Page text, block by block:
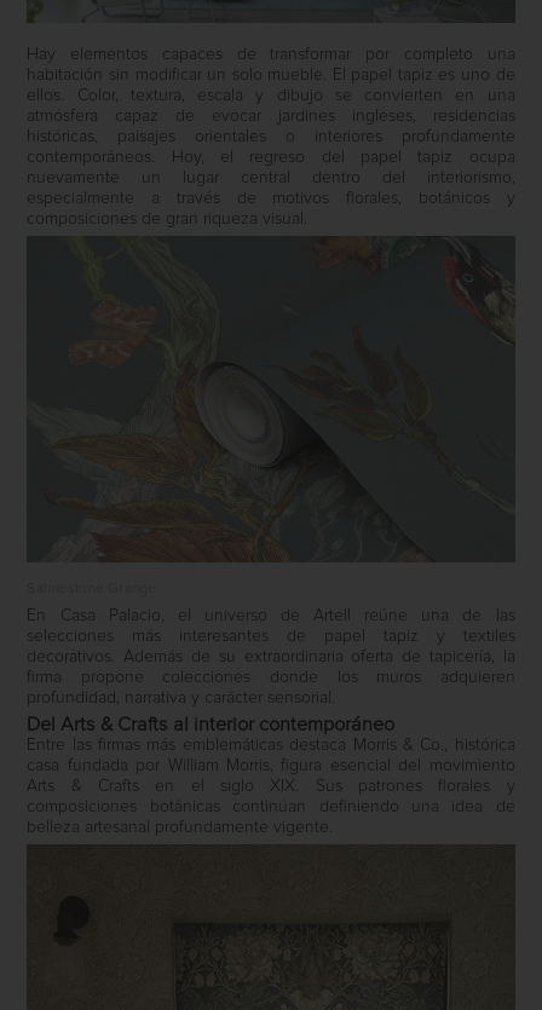
Hay elementos capaces de transformar por completo una
habitación sin modificar un solo mueble. El papel tapiz es uno de
ellos. Color, textura, escala y dibujo se convierten en una
atmósfera capaz de evocar jardines ingleses, residencias
históricas, paisajes orientales o interiores profundamente
contemporáneos. Hoy, el regreso del papel tapiz ocupa
nuevamente un lugar central dentro del interiorismo,
especialmente a través de motivos florales, botánicos y
composiciones de gran riqueza visual.
En Casa Palacio, el universo de Artell reúne una de las
selecciones más interesantes de papel tapiz y textiles
decorativos. Además de su extraordinaria oferta de tapicería, la
firma propone colecciones donde los muros adquieren
profundidad, narrativa y carácter sensorial.
Del Arts & Crafts al interior contemporáneo
Entre las firmas más emblemáticas destaca Morris & Co., histórica
casa fundada por William Morris, figura esencial del movimiento
Arts & Crafts en el siglo XIX. Sus patrones florales y
composiciones botánicas continúan definiendo una idea de
belleza artesanal profundamente vigente.